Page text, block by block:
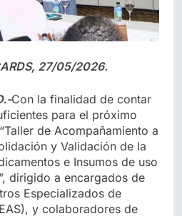
27/05/2026.
Con la finalidad de contar
para el próximo
de Acompañamiento a
y Validación de la
e Insumos de uso
dirigido a encargados de
Especializados de
y colaboradores de